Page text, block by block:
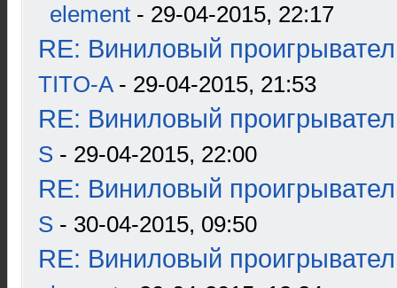
element - 29-04-2015, 22:17
RE: Виниловый
TITO-A- 29-04-2015, 21:53
RE: Виниловый
S - 29-04-2015, 22:00
RE: Виниловый
S - 30-04-2015, 09:50
RE: Виниловый